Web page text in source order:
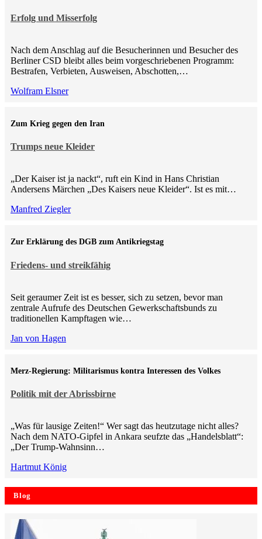
Erfolg und Misserfolg
Nach dem Anschlag auf die Besucherinnen und Besucher des
Berliner CSD bleibt alles beim vorgeschriebenen Programm:
Bestrafen, Verbieten, Ausweisen, Abschotten,…
Wolfram Elsner
Trumps neue Kleider
Zum Krieg gegen den Iran
„Der Kaiser ist ja nackt“, ruft ein Kind in Hans Christian
Andersens Märchen „Des Kaisers neue Kleider“. Ist es mit…
Manfred Ziegler
Friedens- und streikfähig
Zur Erklärung des DGB zum Antikriegstag
Seit geraumer Zeit ist es besser, sich zu setzen, bevor man
zentrale Aufrufe des Deutschen Gewerkschaftsbunds zu
traditionellen Kampftagen wie…
Jan von Hagen
Politik mit der Abrissbirne
Merz-Regierung: Militarismus kontra Inte­ressen des Volkes
„Was für lausige Zeiten!“ Wer sagt das heutzutage nicht alles?
Nach dem NATO-Gipfel in Ankara seufzte das „Handelsblatt“:
„Der Trump-Wahnsinn…
Hartmut König
Blog